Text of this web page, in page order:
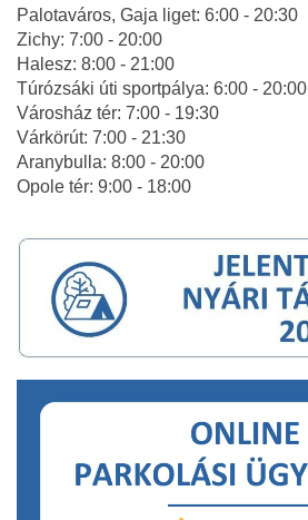
Palotaváros, Gaja liget: 6:00 - 20:30
Zichy: 7:00 - 20:00
Halesz: 8:00 - 21:00
Túrózsáki úti sportpálya: 6:00 - 20:00
Városház tér: 7:00 - 19:30
Várkörút: 7:00 - 21:30
Aranybulla: 8:00 - 20:00
Opole tér: 9:00 - 18:00